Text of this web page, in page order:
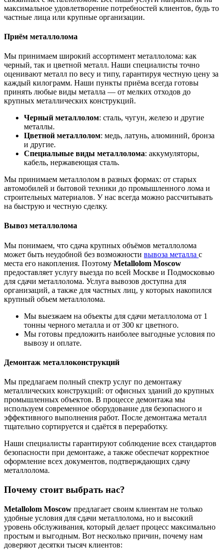
максимальное удовлетворение потребностей клиентов, будь то
частные лица или крупные организации.
Приём металлолома
Мы принимаем широкий ассортимент металлолома: как
черный, так и цветной металл. Наши специалисты точно
оценивают металл по весу и типу, гарантируя честную цену за
каждый килограмм. Наши пункты приёма всегда готовы
принять любые виды металла — от мелких отходов до
крупных металлических конструкций.
Черный металлолом: сталь, чугун, железо и другие
металлы.
Цветной металлолом: медь, латунь, алюминий, бронза
и другие.
Специальные виды металлолома: аккумуляторы,
кабель, нержавеющая сталь.
Мы принимаем металлолом в разных формах: от старых
автомобилей и бытовой техники до промышленного лома и
строительных материалов. У нас всегда можно рассчитывать
на быструю и честную сделку.
Вывоз металлолома
Мы понимаем, что сдача крупных объёмов металлолома
может быть неудобной без возможности вывоза металла с
места его накопления. Поэтому Metallolom Moscow
предоставляет услугу выезда по всей Москве и Подмосковью
для сдачи металлолома. Услуга вывозов доступна для
организаций, а также для частных лиц, у которых накопился
крупный объем металлолома.
Мы выезжаем на объекты для сдачи металлолома от 1
тонны черного металла и от 300 кг цветного.
Мы готовы предложить наиболее выгодные условия по
вывозу и оплате.
Демонтаж металлоконструкций
Мы предлагаем полный спектр услуг по демонтажу
металлических конструкций: от офисных зданий до крупных
промышленных объектов. В процессе демонтажа мы
используем современное оборудование для безопасного и
эффективного выполнения работ. После демонтажа металл
тщательно сортируется и сдаётся в переработку.
Наши специалисты гарантируют соблюдение всех стандартов
безопасности при демонтаже, а также обеспечат корректное
оформление всех документов, подтверждающих сдачу
металлолома.
Почему стоит выбрать нас?
Metallolom Moscow предлагает своим клиентам не только
удобные условия для сдачи металлолома, но и высокий
уровень обслуживания, который делает процесс максимально
простым и выгодным. Вот несколько причин, почему нам
доверяют десятки тысяч клиентов: